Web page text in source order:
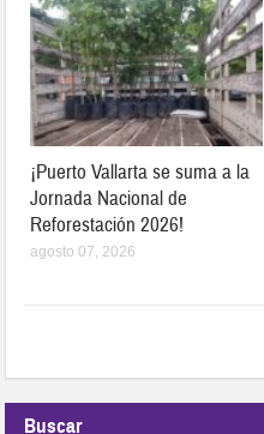
¡Puerto Vallarta se suma a la
Jornada Nacional de
Reforestación 2026!
agosto 07, 2026
Buscar